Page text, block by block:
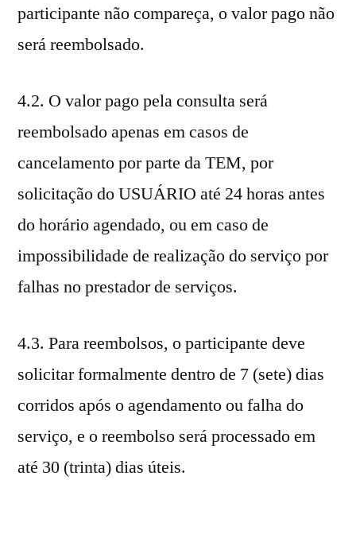
participante não compareça, o valor pago não
será reembolsado.
4.2. O valor pago pela consulta será
reembolsado apenas em casos de
cancelamento por parte da TEM, por
solicitação do USUÁRIO até 24 horas antes
do horário agendado, ou em caso de
impossibilidade de realização do serviço por
falhas no prestador de serviços.
4.3. Para reembolsos, o participante deve
solicitar formalmente dentro de 7 (sete) dias
corridos após o agendamento ou falha do
serviço, e o reembolso será processado em
até 30 (trinta) dias úteis.